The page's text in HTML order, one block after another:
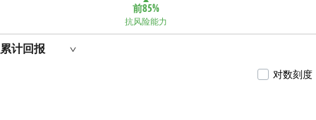
值交易型开放式指数证券投资基金发起式联接基
金基金经理（2019年6月26日至2021年10月21日期
（LOF）基金经理（2016年10月27日至2022年8月22日
期间)、华夏创业板动量成长交易型开放式指数证
前85%
抗风险能力
累计回报
对数刻度